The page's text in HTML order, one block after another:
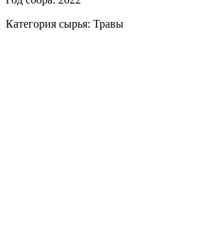
Категория сырья: Травы